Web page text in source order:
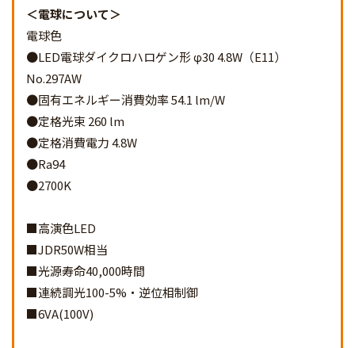
電球について
電球色
●LED電球ダイクロハロゲン形 φ30 4.8W（E11）
No.297AW
●固有エネルギー消費効率 54.1 lm/W
●定格光束 260 lm
●定格消費電力 4.8W
●Ra94
●2700K
■高演色LED
■JDR50W相当
■光源寿命40,000時間
■連続調光100-5%・逆位相制御
■6VA(100V)